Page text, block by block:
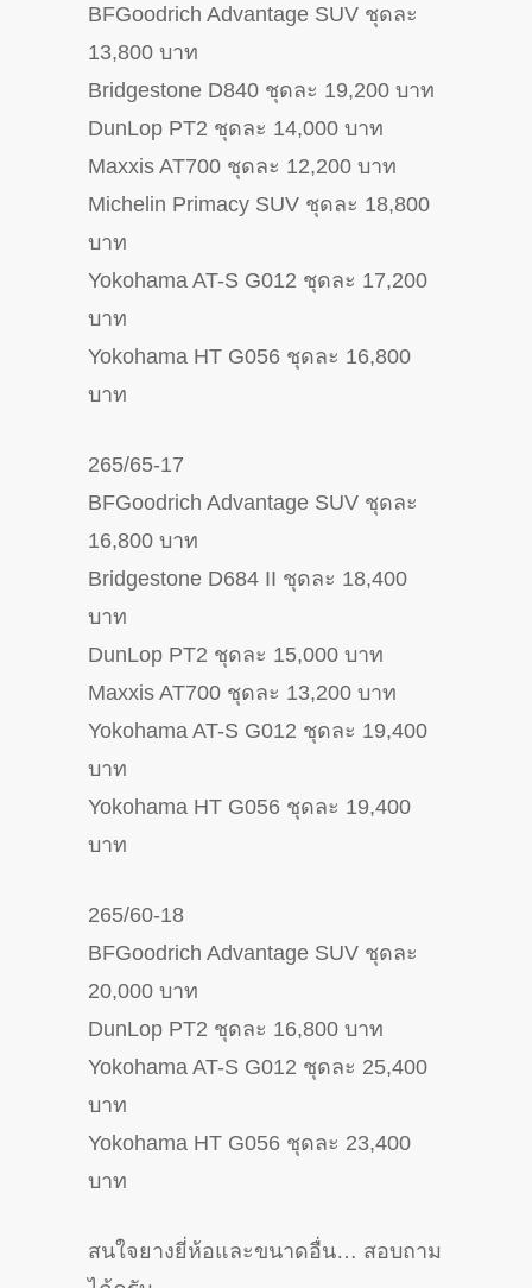
BFGoodrich Advantage SUV ชุดละ
13,800 บาท
Bridgestone D840 ชุดละ 19,200 บาท
DunLop PT2 ชุดละ 14,000 บาท
Maxxis AT700 ชุดละ 12,200 บาท
Michelin Primacy SUV ชุดละ 18,800
บาท
Yokohama AT-S G012 ชุดละ 17,200
บาท
Yokohama HT G056 ชุดละ 16,800
บาท
265/65-17
BFGoodrich Advantage SUV ชุดละ
16,800 บาท
Bridgestone D684 II ชุดละ 18,400
บาท
DunLop PT2 ชุดละ 15,000 บาท
Maxxis AT700 ชุดละ 13,200 บาท
Yokohama AT-S G012 ชุดละ 19,400
บาท
Yokohama HT G056 ชุดละ 19,400
บาท
265/60-18
BFGoodrich Advantage SUV ชุดละ
20,000 บาท
DunLop PT2 ชุดละ 16,800 บาท
Yokohama AT-S G012 ชุดละ 25,400
บาท
Yokohama HT G056 ชุดละ 23,400
บาท
สนใจยางยี่ห้อและขนาดอื่น… สอบถาม